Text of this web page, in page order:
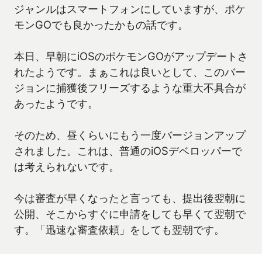
ジャンルはスマートフォンにしていますが、ポケ
モンGOでも良かったかもの話です。
本日、早朝にiOSのポケモンGOがアップデートさ
れたようです。まぁこれは良いとして、このバー
ジョンに捕獲後フリーズするような重大不具合が
あったようです。
そのため、昼くらいにもう一度バージョンアップ
されました。これは、普通のiOSデベロッパーで
は考えられないです。
今は審査が早くなったと言っても、提出後翌朝に
公開、そこからすぐに申請をしても早くて翌朝で
す。「迅速な審査依頼」をしても翌朝です。